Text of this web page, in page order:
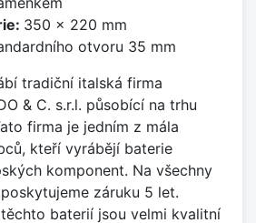
350 x 220 mm
otvoru 35 mm
tradiční italská firma
& C. s.r.l. působící na trhu
firma je jedním z mála
kteří vyrábějí baterie
komponent. Na všechny
záruku 5 let.
baterií jsou velmi kvalitní